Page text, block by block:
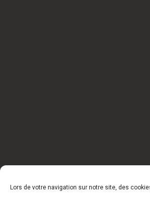
Lors de votre navigation sur notre site, des